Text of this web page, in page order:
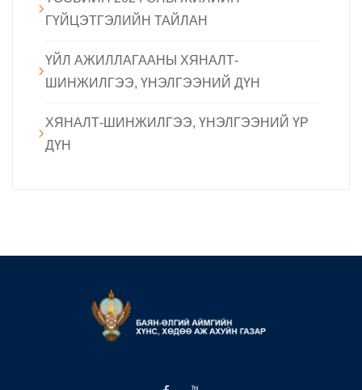
ГҮЙЦЭТГЭЛИЙН ТАЙЛАН
ҮЙЛ АЖИЛЛАГААНЫ ХЯНАЛТ-
ШИНЖИЛГЭЭ, ҮНЭЛГЭЭНИЙ ДҮН
ХЯНАЛТ-ШИНЖИЛГЭЭ, ҮНЭЛГЭЭНИЙ ҮР
ДҮН